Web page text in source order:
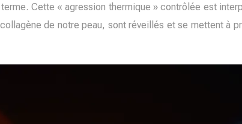
Cette « agression thermique » contrôlée est
de notre peau, sont réveillés et se mettent à